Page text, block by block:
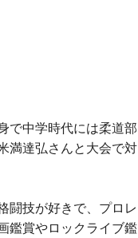
で中学時代には柔道部
満達弘さんと大会で対
闘技が好きで、プロレ
鑑賞やロックライブ鑑